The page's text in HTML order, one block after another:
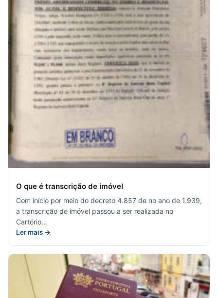
O que é transcrição de imóvel
Com início por meio do decreto 4.857 de no ano de 1.939,
a transcrição de imóvel passou a ser realizada no
Cartório…
Ler mais →